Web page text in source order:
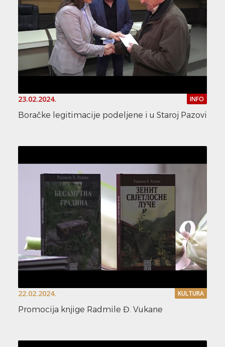
23.02.2024. INFO
Boračke legitimacije podeljene i u Staroj Pazovi
22.02.2024. KULTURA
Promocija knjige Radmile Đ. Vukane